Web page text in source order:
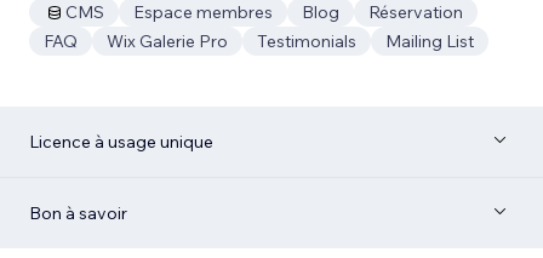
CMS
Espace membres Blog
Réservation
FAQ
Wix Galerie Pro Testimonials Mailing List
Licence à usage unique
Bon à savoir